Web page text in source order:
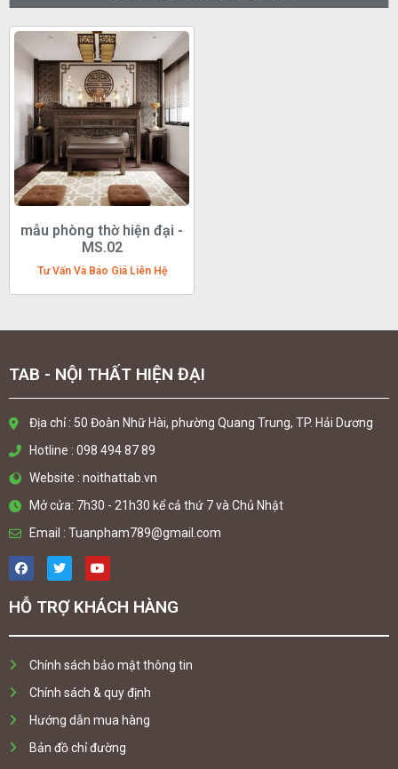
mẫu phòng thờ hiện đại -
MS.02
Tư Vấn Và Báo Giá Liên Hệ
TAB - NỘI THẤT HIỆN ĐẠI
Địa chỉ : 50 Đoàn Nhữ Hài, phường Quang Trung, TP. Hải Dương
Hotline : 098 494 87 89
Website : noithattab.vn
Mở cửa: 7h30 - 21h30 kể cả thứ 7 và Chủ Nhật
Email : Tuanpham789@gmail.com
HỖ TRỢ KHÁCH HÀNG
Chính sách bảo mật thông tin
Chính sách & quy định
Hướng dẫn mua hàng
Bản đồ chỉ đường